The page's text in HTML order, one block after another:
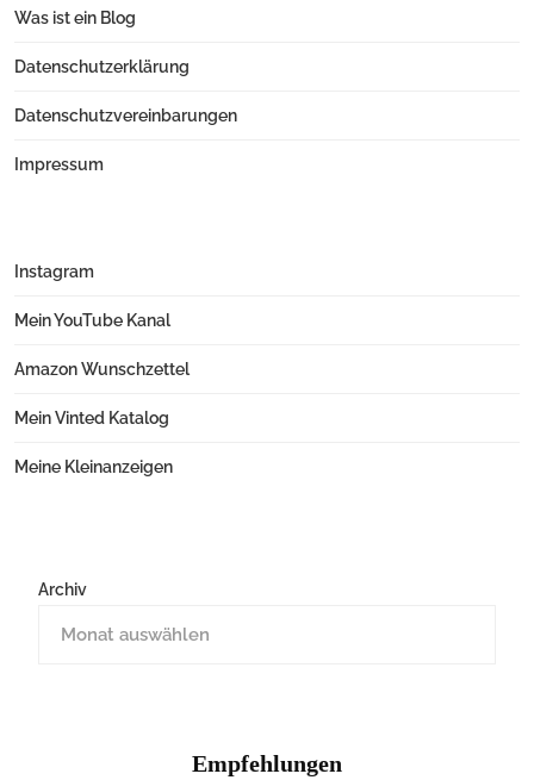
Was ist ein Blog
Datenschutzerklärung
Datenschutzvereinbarungen
Impressum
Instagram
Mein YouTube Kanal
Amazon Wunschzettel
Mein Vinted Katalog
Meine Kleinanzeigen
Archiv
Empfehlungen